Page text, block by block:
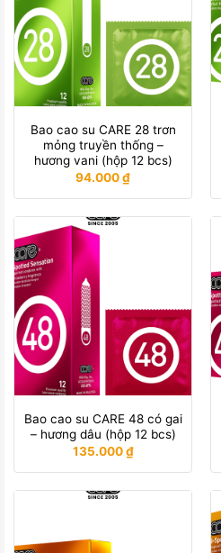
Bao cao su CARE 28 trơn
mỏng truyền thống –
hương vani (hộp 12 bcs)
94.000₫
Bao cao su CARE 48 có gai
– hương dâu (hộp 12 bcs)
135.000₫